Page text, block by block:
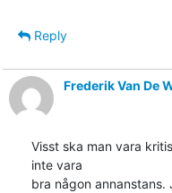
Reply
Frederik Van De
Visst ska man vara
inte vara
bra någon annanstans.